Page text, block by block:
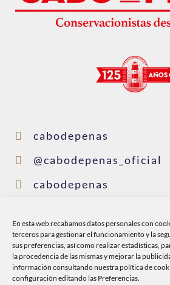
En esta web recabamos datos personales con
terceros para gestionar el funcionamiento y la
sus preferencias, así como realizar estadísticas,
la procedencia de las mismas y mejorar la
información consultando nuestrapolítica de
configuración editando las Preferencias.
cabodepenas
@cabodepenas_oficial
cabodepenas
INICIO